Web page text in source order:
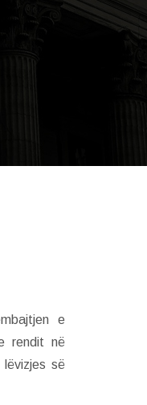
e
rendit në
së